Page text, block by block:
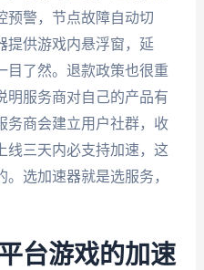
预警，节点故障自动切
提供游戏内悬浮窗，延
目了然。退款政策也很重
明服务商对自己的产品有
务商会建立用户社群，收
线三天内必支持加速，这
选加速器就是选服务，
台游戏的加速